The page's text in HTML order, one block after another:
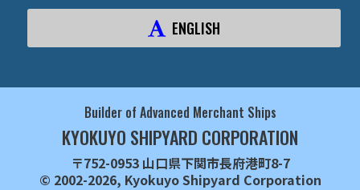
ENGLISH
Builder of Advanced Merchant Ships
KYOKUYO SHIPYARD CORPORATION
〒752-0953 山口県下関市長府港町8-7
© 2002-2026, Kyokuyo Shipyard Corporation